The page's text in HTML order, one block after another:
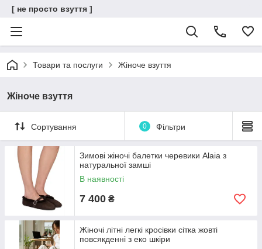
[ не просто взуття ]
Товари та послуги Жіноче взуття
Жіноче взуття
Сортування 0 Фільтри
Зимові жіночі балетки черевики Alaia з
натуральної замші
В наявності
7 400 ₴
Жіночі літні легкі кросівки сітка жовті
повсякденні з еко шкіри